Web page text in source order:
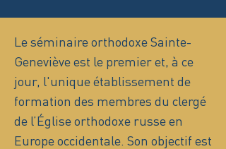
Le séminaire orthodoxe Sainte-
Geneviève est le premier et, à ce
jour, l'unique établissement de
formation des membres du clergé
de l’Église orthodoxe russe en
Europe occidentale. Son objectif est